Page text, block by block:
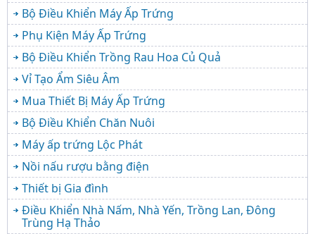
Bộ Điều Khiển Máy Ấp Trứng
Phụ Kiện Máy Ấp Trứng
Bộ Điều Khiển Trồng Rau Hoa Củ Quả
Vỉ Tạo Ẩm Siêu Âm
Mua Thiết Bị Máy Ấp Trứng
Bộ Điều Khiển Chăn Nuôi
Máy ấp trứng Lộc Phát
Nồi nấu rượu bằng điện
Thiết bị Gia đình
Điều Khiển Nhà Nấm, Nhà Yến, Trồng Lan, Đông
Trùng Hạ Thảo